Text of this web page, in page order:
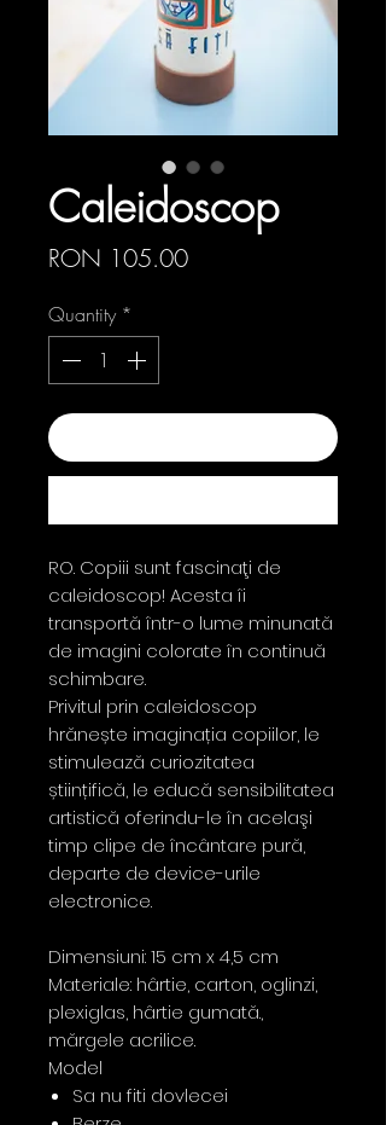
Caleidoscop
RON 105.00Price
Quantity *
RO. Copiii sunt fascinaţi de
caleidoscop! Acesta îi
transportă într-o lume minunată
de imagini colorate în continuă
schimbare.
Privitul prin caleidoscop
hrănește imaginația copiilor, le
stimulează curiozitatea
științifică, le educă sensibilitatea
artistică oferindu-le în acelaşi
timp clipe de încântare pură,
departe de device-urile
electronice.
Dimensiuni: 15 cm x 4,5 cm
Materiale: hârtie, carton, oglinzi,
plexiglas, hârtie gumată.,
mărgele acrilice.
Model
Sa nu fiti dovlecei